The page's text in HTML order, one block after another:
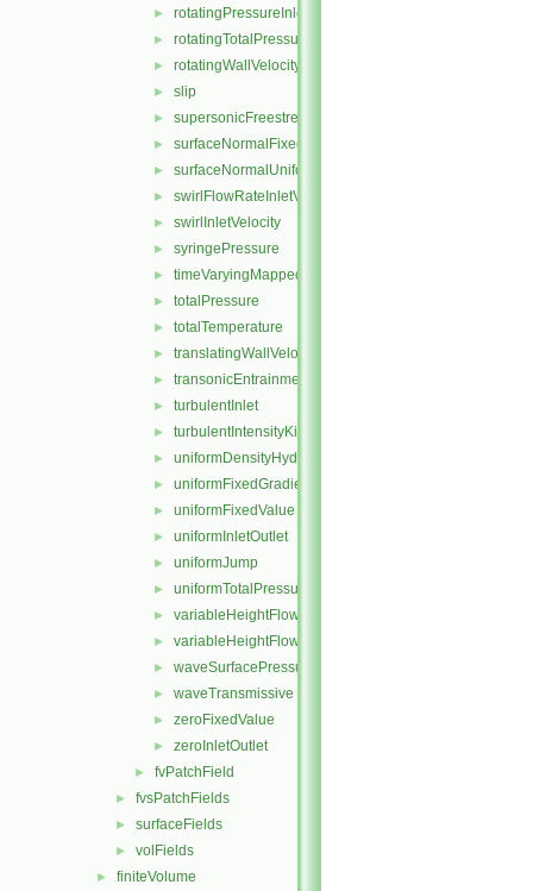
► rotatingPressureInletOutletVelocity
► rotatingTotalPressure
► rotatingWallVelocity
► slip
► supersonicFreestream
► surfaceNormalFixedValue
► surfaceNormalUniformFixedValue
► swirlFlowRateInletVelocity
► swirlInletVelocity
► syringePressure
► timeVaryingMappedFixedValue
► totalPressure
► totalTemperature
► translatingWallVelocity
► transonicEntrainmentPressure
► turbulentInlet
► turbulentIntensityKineticEnergyInlet
► uniformDensityHydrostaticPressure
► uniformFixedGradient
► uniformFixedValue
► uniformInletOutlet
► uniformJump
► uniformTotalPressure
► variableHeightFlowRate
► variableHeightFlowRateInletVelocity
► waveSurfacePressure
► waveTransmissive
► zeroFixedValue
► zeroInletOutlet
► fvPatchField
► fvsPatchFields
► surfaceFields
► volFields
► finiteVolume